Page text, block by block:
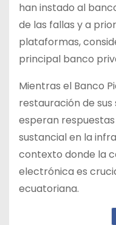
han instado al
de las fallas y a
plataformas,
principal banco
Mientras el Banco
restauración de sus
esperan
sustancial en la
contexto donde la
electrónica es
ecuatoriana.